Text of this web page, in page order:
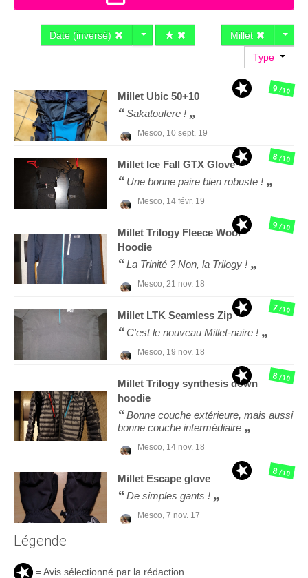
Date (inversé)
Millet
Type
Millet Ubic 50+10
Sakatoufere !
Mesco, 10 sept. 19
9/10
Millet Ice Fall GTX Glove
Une bonne paire bien robuste !
Mesco, 14 févr. 19
8/10
Millet Trilogy Fleece Wool
Hoodie
La Trinité ? Non, la Trilogy !
Mesco, 21 nov. 18
9/10
Millet LTK Seamless Zip
C'est le nouveau Millet-naire !
Mesco, 19 nov. 18
7/10
Millet Trilogy synthesis down
hoodie
Bonne couche extérieure, mais aussi
bonne couche intermédiaire
Mesco, 14 nov. 18
8/10
Millet Escape glove
De simples gants !
Mesco, 7 nov. 17
8/10
Légende
= Avis sélectionné par la rédaction